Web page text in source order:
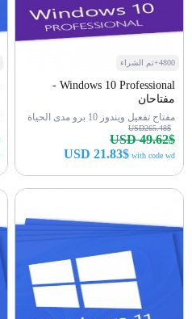
4800+تم الشراء
Windows 10 Professional -
مفتاحان
مفتاح تفعيل ويندوز 10 برو مدى الحياة
USD265.48$
USD 49.62$
USD 21.83$with code wd